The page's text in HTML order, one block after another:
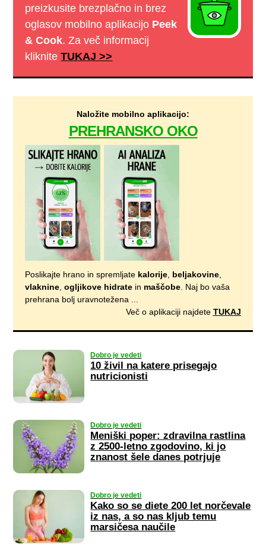
preizkusite brezplačno in brez
oglasov mobilno aplikacijo Peek
& Cook. Za več informacij
klikniteTUKAJ >>
Naložite mobilno aplikacijo:
PREHRANSKO OKO
Poslikajte hrano in spremljate kalorije beljakovine
vlaknine ,ogljikove hidrate in maščobe . Naj bo vaša
prehrana bolj uravnotežena ...
Več o aplikaciji najdete TUKAJ
Dobro je vedeti
10 živil na katere prisegajo
nutricionisti
Dobro je vedeti
Meniški poper: zdravilna rastlina
z 2500-letno zgodovino, ki jo
znanost šele danes potrjuje
Dobro je vedeti
Kako so se diete 200 let norčevale
iz nas, a so nas kljub temu
marsičesa naučile